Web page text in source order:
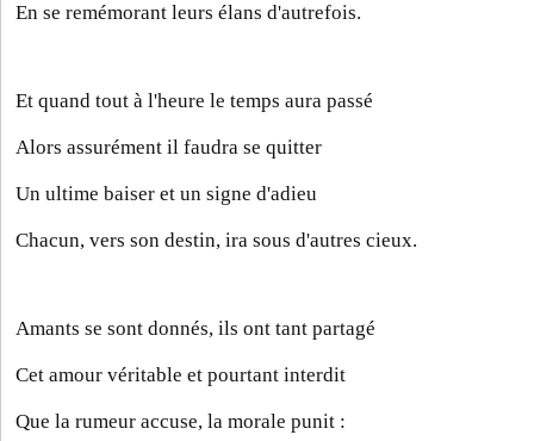
En se remémorant leurs élans d'autrefois.
Et quand tout à l'heure le temps aura passé
Alors assurément il faudra se quitter
Un ultime baiser et un signe d'adieu
Chacun, vers son destin, ira sous d'autres cieux.
Amants se sont donnés, ils ont tant partagé
Cet amour véritable et pourtant interdit
Que la rumeur accuse, la morale punit :